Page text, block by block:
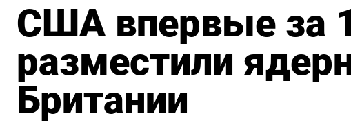
США впервые за
разместили
Британии